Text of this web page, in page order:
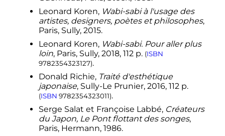
Leonard Koren, Wabi-sabi à l'usage des
artistes, designers, poètes et philosophes,
Paris, Sully, 2015.
Leonard Koren, Wabi-sabi. Pour aller plus
loin, Paris, Sully, 2018, 112 p. (ISBN
9782354323127).
Donald Richie, Traité d'esthétique
japonaise, Sully-Le Prunier, 2016, 112 p.
(ISBN 9782354323011).
Serge Salat et Françoise Labbé, Créateurs
du Japon, Le Pont flottant des songes,
Paris, Hermann, 1986.